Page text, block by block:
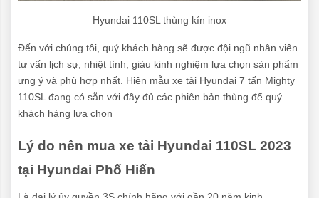
Hyundai 110SL thùng kín inox
Đến với chúng tôi, quý khách hàng sẽ được đội ngũ nhân viên
tư vấn lịch sự, nhiệt tình, giàu kinh nghiệm lựa chọn sản phẩm
ưng ý và phù hợp nhất. Hiện mẫu xe tải Hyundai 7 tấn Mighty
110SL đang có sẵn với đầy đủ các phiên bản thùng để quý
khách hàng lựa chọn
Lý do nên mua xe tải Hyundai 110SL 2023
tại Hyundai Phố Hiến